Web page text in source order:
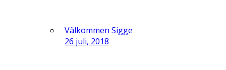
Välkommen Sigge
26 juli, 2018